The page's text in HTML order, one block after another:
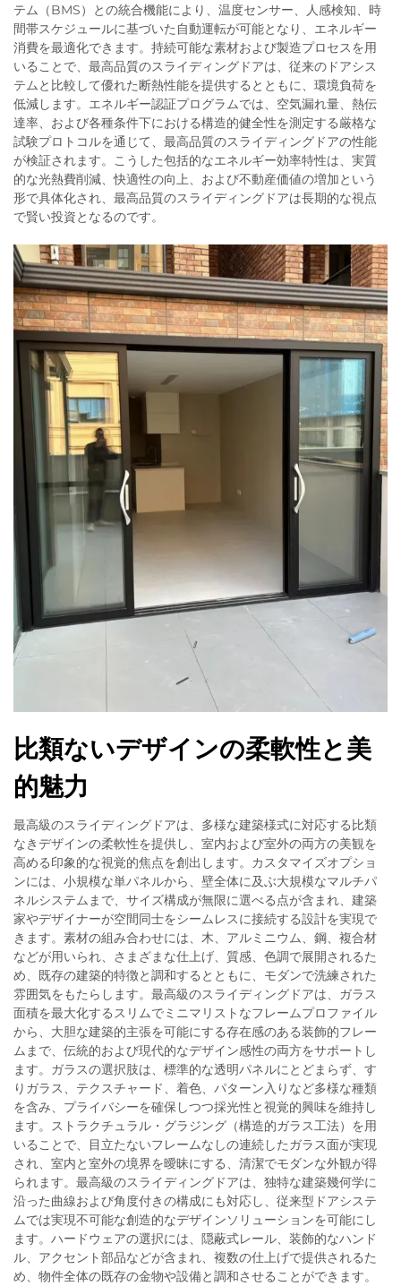
テム（BMS）との統合機能により、温度センサー、人感検知、時
間帯スケジュールに基づいた自動運転が可能となり、エネルギー
消費を最適化できます。持続可能な素材および製造プロセスを用
いることで、最高品質のスライディングドアは、従来のドアシス
テムと比較して優れた断熱性能を提供するとともに、環境負荷を
低減します。エネルギー認証プログラムでは、空気漏れ量、熱伝
達率、および各種条件下における構造的健全性を測定する厳格な
試験プロトコルを通じて、最高品質のスライディングドアの性能
が検証されます。こうした包括的なエネルギー効率特性は、実質
的な光熱費削減、快適性の向上、および不動産価値の増加という
形で具体化され、最高品質のスライディングドアは長期的な視点
で賢い投資となるのです。
比類ないデザインの柔軟性と美
的魅力
最高級のスライディングドアは、多様な建築様式に対応する比類
なきデザインの柔軟性を提供し、室内および室外の両方の美観を
高める印象的な視覚的焦点を創出します。カスタマイズオプショ
ンには、小規模な単パネルから、壁全体に及ぶ大規模なマルチパ
ネルシステムまで、サイズ構成が無限に選べる点が含まれ、建築
家やデザイナーが空間同士をシームレスに接続する設計を実現で
きます。素材の組み合わせには、木、アルミニウム、鋼、複合材
などが用いられ、さまざまな仕上げ、質感、色調で展開されるた
め、既存の建築的特徴と調和するとともに、モダンで洗練された
雰囲気をもたらします。最高級のスライディングドアは、ガラス
面積を最大化するスリムでミニマリストなフレームプロファイル
から、大胆な建築的主張を可能にする存在感のある装飾的フレー
ムまで、伝統的および現代的なデザイン感性の両方をサポートし
ます。ガラスの選択肢は、標準的な透明パネルにとどまらず、す
りガラス、テクスチャード、着色、パターン入りなど多様な種類
を含み、プライバシーを確保しつつ採光性と視覚的興味を維持し
ます。ストラクチュラル・グラジング（構造的ガラス工法）を用
いることで、目立たないフレームなしの連続したガラス面が実現
され、室内と室外の境界を曖昧にする、清潔でモダンな外観が得
られます。最高級のスライディングドアは、独特な建築幾何学に
沿った曲線および角度付きの構成にも対応し、従来型ドアシステ
ムでは実現不可能な創造的なデザインソリューションを可能にし
ます。ハードウェアの選択には、隠蔽式レール、装飾的なハンド
ル、アクセント部品などが含まれ、複数の仕上げで提供されるた
め、物件全体の既存の金物や設備と調和させることができます。